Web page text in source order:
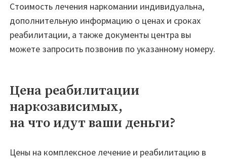
Стоимость лечения наркомании индивидуальна,
дополнительную информацию о ценах и сроках
реабилитации, а также документы центра вы
можете запросить позвонив по указанному номеру.
Цена реабилитации
наркозависимых,
на что идут ваши деньги?
Цены на комплексное лечение и реабилитацию в